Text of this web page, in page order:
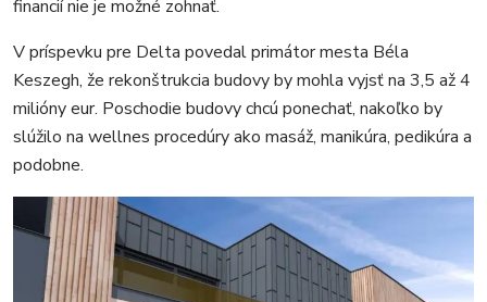
financií nie je možné zohnať.
V príspevku pre Delta povedal primátor mesta Béla
Keszegh, že rekonštrukcia budovy by mohla vyjsť na 3,5 až 4
milióny eur. Poschodie budovy chcú ponechať, nakoľko by
slúžilo na wellnes procedúry ako masáž, manikúra, pedikúra a
podobne.